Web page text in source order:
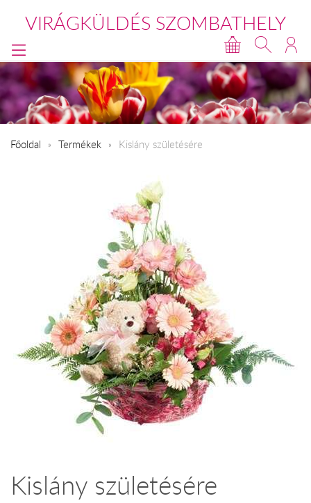
VIRÁGKÜLDÉS SZOMBATHELY
Főoldal Termékek Kislány születésére
Kislány születésére